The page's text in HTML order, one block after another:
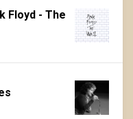
Floyd - The